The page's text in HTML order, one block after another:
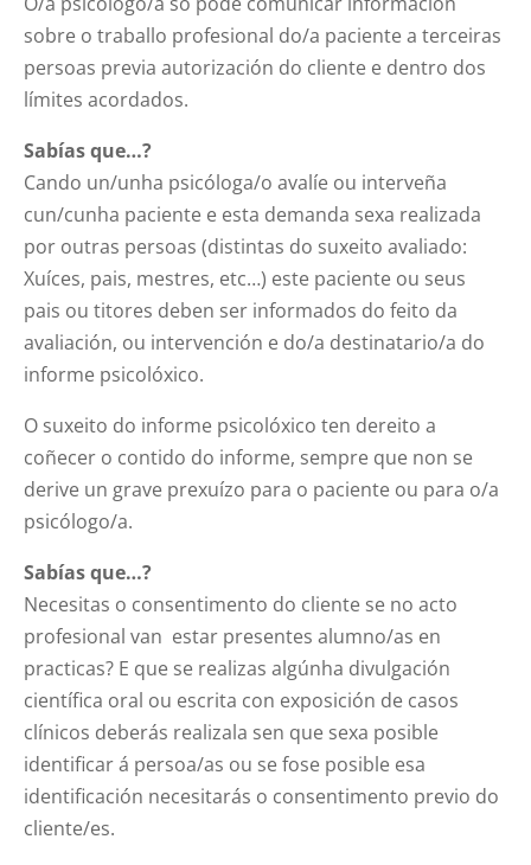
sobre o traballo profesional do/a paciente a terceiras
persoas previa autorización do cliente e dentro dos
límites acordados.
Sabías que…?
Cando un/unha psicóloga/o avalíe ou interveña
cun/cunha paciente e esta demanda sexa realizada
por outras persoas (distintas do suxeito avaliado:
Xuíces, pais, mestres, etc…) este paciente ou seus
pais ou titores deben ser informados do feito da
avaliación, ou intervención e do/a destinatario/a do
informe psicolóxico.
O suxeito do informe psicolóxico ten dereito a
coñecer o contido do informe, sempre que non se
derive un grave prexuízo para o paciente ou para o/a
psicólogo/a.
Sabías que…?
Necesitas o consentimento do cliente se no acto
profesional van estar presentes alumno/as en
practicas? E que se realizas algúnha divulgación
científica oral ou escrita con exposición de casos
clínicos deberás realizala sen que sexa posible
identificar á persoa/as ou se fose posible esa
identificación necesitarás o consentimento previo do
cliente/es.